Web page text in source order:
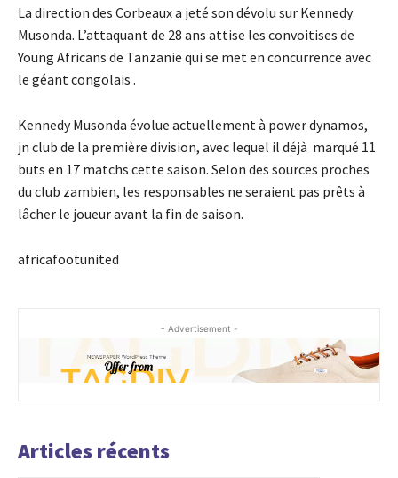
La direction des Corbeaux a jeté son dévolu sur Kennedy
Musonda. L’attaquant de 28 ans attise les convoitises de
Young Africans de Tanzanie qui se met en concurrence avec
le géant congolais .
Kennedy Musonda évolue actuellement à power dynamos,
jn club de la première division, avec lequel il déjà marqué 11
buts en 17 matchs cette saison. Selon des sources proches
du club zambien, les responsables ne seraient pas prêts à
lâcher le joueur avant la fin de saison.
africafootunited
- Advertisement -
Articles récents